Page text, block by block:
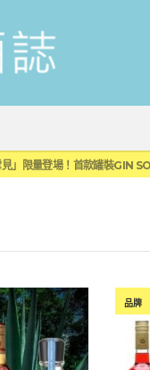
3度攜手花蓮瓜農品牌「阿強
」限量登場！首款罐裝GIN
酒產業再次迎來重磅利多
品牌